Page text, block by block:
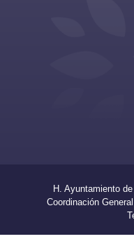
H. Ayuntamiento
Coordinación